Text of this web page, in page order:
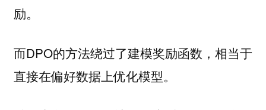
励。
而DPO的方法绕过了建模奖励函数，相当于
直接在偏好数据上优化模型。